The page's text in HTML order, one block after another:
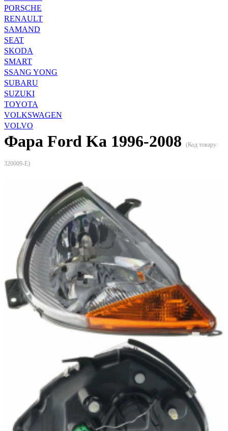
PORSCHE
RENAULT
SAMAND
SEAT
SKODA
SMART
SSANG YONG
SUBARU
SUZUKI
TOYOTA
VOLKSWAGEN
VOLVO
Фара Ford Ka 1996-2008 (Код товару:
320009-E)